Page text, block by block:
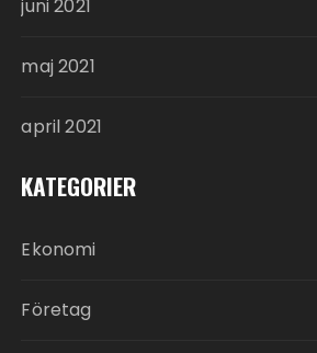
juni 2021
maj 2021
april 2021
KATEGORIER
Ekonomi
Företag